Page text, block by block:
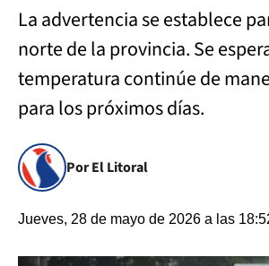
La advertencia se establece
norte de la provincia. Se
temperatura continúe de
para los próximos días.
Por El Litoral
Jueves, 28 de mayo de 2026 a las